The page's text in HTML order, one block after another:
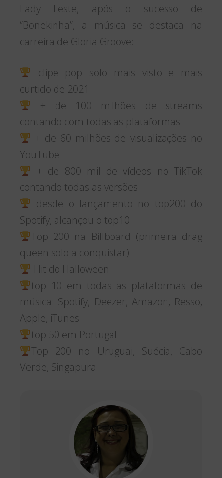
Lady Leste, após o sucesso de
“Bonekinha”, a música se destaca na
carreira de Gloria Groove:
clipe pop solo mais visto e mais
curtido de 2021
+ de 100 milhões de streams
contando com todas as plataformas
+ de 60 milhões de visualizações no
YouTube
+ de 800 mil de vídeos no TikTok
contando todas as versões
desde o lançamento no top200 do
Spotify, alcançou o top10
Top 200 na Billboard (primeira drag
queen solo a conquistar)
Hit do Halloween
top 10 em todas as plataformas de
música: Spotify, Deezer, Amazon, Resso,
Apple, iTunes
top 50 em Portugal
Top 200 no Uruguai, Suécia, Cabo
Verde, Singapura